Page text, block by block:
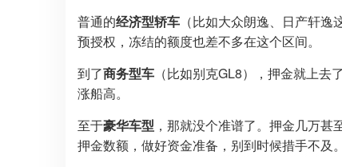
普通的经济型轿车 （比如大众朗逸、日产轩
预授权，冻结的额度也差不多在这个区间。
到了商务型车 （比如别克GL8），押金就上
涨船高。
至于豪华车型 ，那就没个准谱了。押金几万
押金数额，做好资金准备，别到时候措手不及。